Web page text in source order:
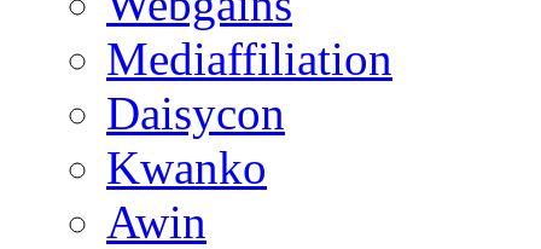
Mediaffiliation
Daisycon
Kwanko
Awin